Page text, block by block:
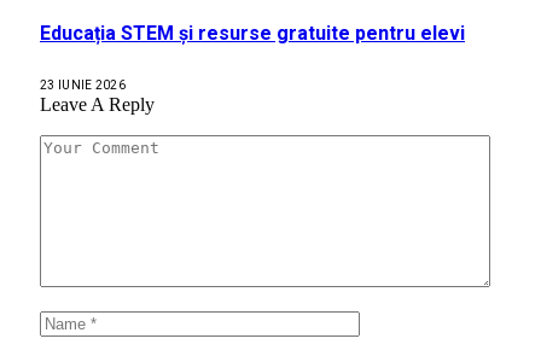
Educația STEM și resurse gratuite pentru elevi
23 IUNIE 2026
Leave A Reply